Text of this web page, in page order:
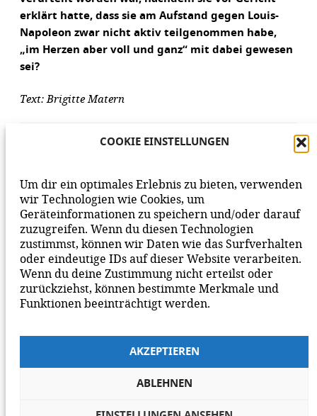
COOKIE EINSTELLUNGEN
Um dir ein optimales Erlebnis zu bieten, verwenden
wir Technologien wie Cookies, um
Geräteinformationen zu speichern und/oder darauf
zuzugreifen. Wenn du diesen Technologien
zustimmst, können wir Daten wie das Surfverhalten
oder eindeutige IDs auf dieser Website verarbeiten.
Wenn du deine Zustimmung nicht erteilst oder
zurückziehst, können bestimmte Merkmale und
Funktionen beeinträchtigt werden.
AKZEPTIEREN
ABLEHNEN
erklärt hatte, dass sie am Aufstand gegen Louis-
Napoleon zwar nicht aktiv teilgenommen habe,
„im Herzen aber voll und ganz“ mit dabei gewesen
sei?
Text: Brigitte Matern
AUFLÖSUNG DES RÄTSELS
VORHERIGER BEITRAGNÄCHSTER BEITRAG